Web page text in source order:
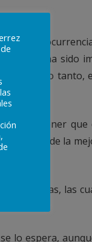
por la
ha sido
Por lo
de tener que
afrontar de la
5 etapas, las
lo espera,